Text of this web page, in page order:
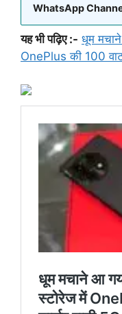
WhatsApp
यह भी पढ़िए :- धूम
OnePlus की 100 वाट